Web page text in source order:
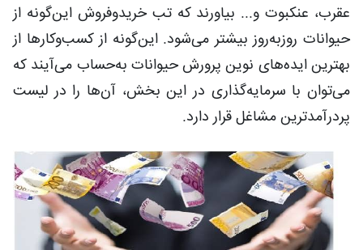
عقرب، عنکبوت و... بیاورند که تب خریدوفروش این‌گونه از
حیوانات روزبه‌روز بیشتر می‌شود. این‌گونه از کسب‌وکارها از
بهترین ایده‌های نوین پرورش حیوانات به‌حساب می‌آیند که
می‌توان با سرمایه‌گذاری در این بخش، آن‌ها را در لیست
پردرآمدترین مشاغل قرار دارد.